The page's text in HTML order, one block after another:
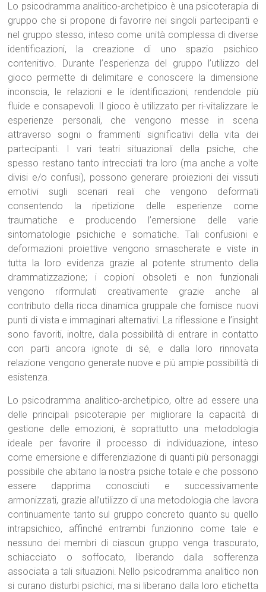
Lo psicodramma analitico-archetipico è una psicoterapia di
gruppo che si propone di favorire nei singoli partecipanti e
nel gruppo stesso, inteso come unità complessa di diverse
identificazioni, la creazione di uno spazio psichico
contenitivo. Durante l’esperienza del gruppo l’utilizzo del
gioco permette di delimitare e conoscere la dimensione
inconscia, le relazioni e le identificazioni, rendendole più
fluide e consapevoli. Il gioco è utilizzato per ri-vitalizzare le
esperienze personali, che vengono messe in scena
attraverso sogni o frammenti significativi della vita dei
partecipanti. I vari teatri situazionali della psiche, che
spesso restano tanto intrecciati tra loro (ma anche a volte
divisi e/o confusi), possono generare proiezioni dei vissuti
emotivi sugli scenari reali che vengono deformati
consentendo la ripetizione delle esperienze come
traumatiche e producendo l’emersione delle varie
sintomatologie psichiche e somatiche. Tali confusioni e
deformazioni proiettive vengono smascherate e viste in
tutta la loro evidenza grazie al potente strumento della
drammatizzazione; i copioni obsoleti e non funzionali
vengono riformulati creativamente grazie anche al
contributo della ricca dinamica gruppale che fornisce nuovi
punti di vista e immaginari alternativi. La riflessione e l’insight
sono favoriti, inoltre, dalla possibilità di entrare in contatto
con parti ancora ignote di sé, e dalla loro rinnovata
relazione vengono generate nuove e più ampie possibilità di
esistenza.
Lo psicodramma analitico-archetipico, oltre ad essere una
delle principali psicoterapie per migliorare la capacità di
gestione delle emozioni, è soprattutto una metodologia
ideale per favorire il processo di individuazione, inteso
come emersione e differenziazione di quanti più personaggi
possibile che abitano la nostra psiche totale e che possono
essere dapprima conosciuti e successivamente
armonizzati, grazie all’utilizzo di una metodologia che lavora
continuamente tanto sul gruppo concreto quanto su quello
intrapsichico, affinché entrambi funzionino come tale e
nessuno dei membri di ciascun gruppo venga trascurato,
schiacciato o soffocato, liberando dalla sofferenza
associata a tali situazioni. Nello psicodramma analitico non
si curano disturbi psichici, ma si liberano dalla loro etichetta